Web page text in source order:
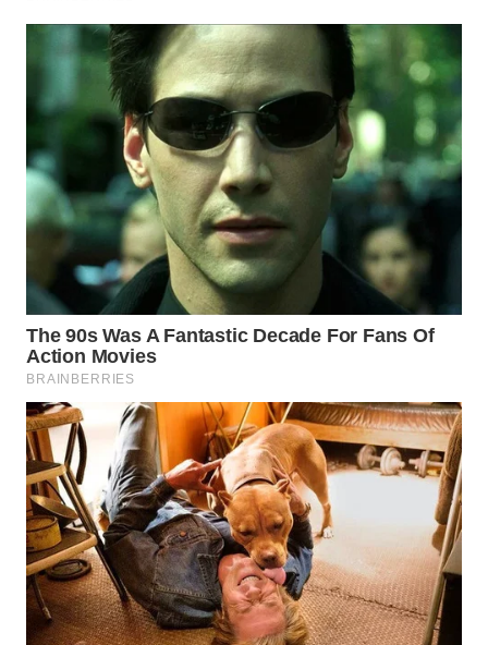
WN
PADANG
SUMEDANG
WN
CIANJUR
KEPULAUAN
SERIBU
TANGERANG
WN
BINJAI
WN
CIREBON
WN